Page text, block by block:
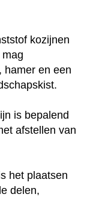
kozijnen
hamer en een
is bepalend
afstellen van
het plaatsen
delen,